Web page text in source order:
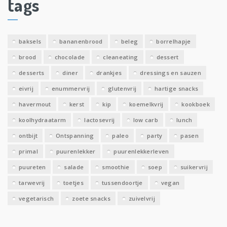
e
v
tags
baksels bananenbrood beleg borrelhapje
brood chocolade cleaneating dessert
desserts diner drankjes dressings en sauzen
eivrij enummervrij glutenvrij hartige snacks
havermout kerst kip koemelkvrij kookboek
koolhydraatarm lactosevrij low carb lunch
ontbijt Ontspanning paleo party pasen
primal puurenlekker puurenlekkerleven
puureten salade smoothie soep suikervrij
tarwevrij toetjes tussendoortje vegan
vegetarisch zoete snacks zuivelvrij